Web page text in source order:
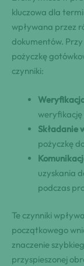
kluczowa dla
wpływana przez
dokumentów.
pożyczkę
czynniki:
weryfikację
Składanie
pożyczkę
uzyskania
podczas
Te czynniki
początkowego
znaczenie
przyspieszonej